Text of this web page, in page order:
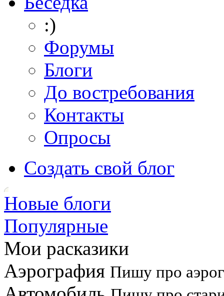
:)
Форумы
Блоги
До востребования
Контакты
Опросы
Создать свой блог
Новые блоги
Популярные
Мои расказики
Аэрография Пишу про